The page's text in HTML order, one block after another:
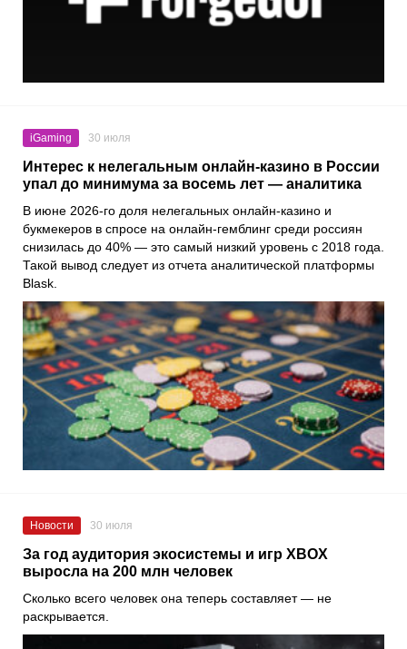
iGaming 30 июля
Интерес к нелегальным онлайн-казино в России
упал до минимума за восемь лет — аналитика
В июне 2026-го доля нелегальных онлайн-казино и
букмекеров в спросе на онлайн-гемблинг среди россиян
снизилась до 40% — это самый низкий уровень с 2018 года.
Такой вывод следует из отчета аналитической платформы
Blask.
Новости 30 июля
За год аудитория экосистемы и игр XBOX
выросла на 200 млн человек
Сколько всего человек она теперь составляет — не
раскрывается.